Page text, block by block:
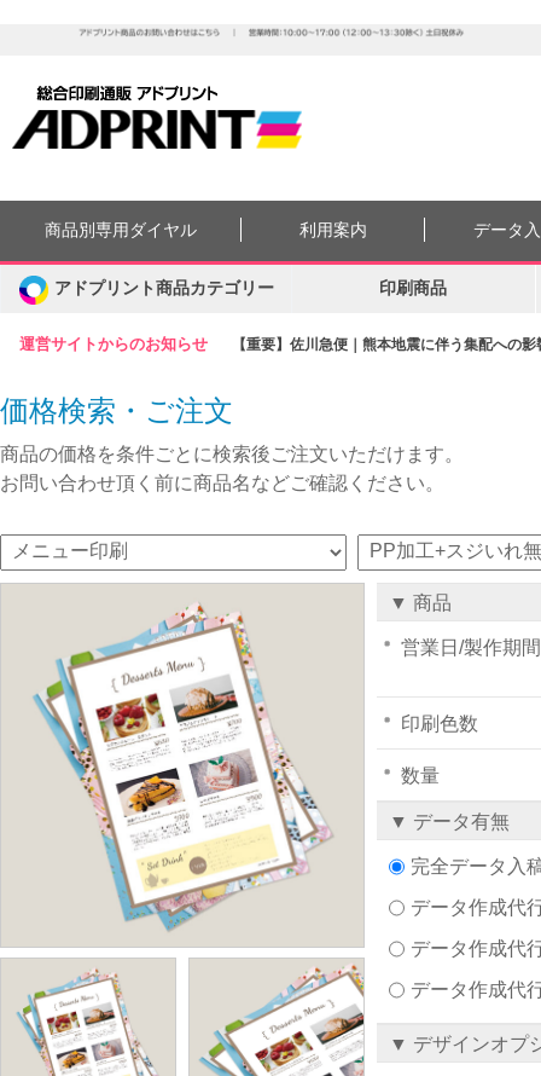
運営サイトからのお知らせ 【重要】佐川急便｜熊本地震に伴う集配への
商品別専用ダイヤル 利用案内 データ
アドプリント商品カテゴリー 印刷商品
価格検索・ご注文
商品の価格を条件ごとに検索後ご注文いただけます。
お問い合わせ頂く前に商品名などご確認ください。
▼ 商品
営業日/製作期間
印刷色数
数量
▼ データ有無
完全データ入
データ作成代
データ作成代
データ作成代
▼ デザインオプ